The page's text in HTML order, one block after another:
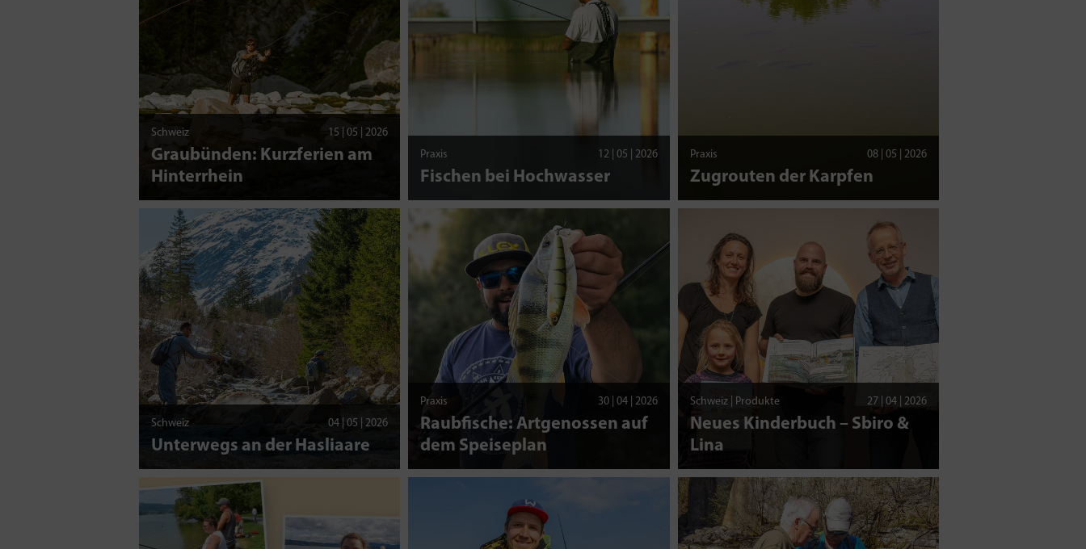
Schweiz 15 | 05 | 2026
Graubünden: Kurzferien am
Hinterrhein
Praxis 12 | 05 | 2026
Fischen bei Hochwasser
Praxis 08 | 05 | 2026
Zugrouten der Karpfen
Schweiz 04 | 05 | 2026
Unterwegs an der Hasliaare
Praxis 30 | 04 | 2026
Raubfische: Artgenossen auf
dem Speiseplan
Schweiz | Produkte 27 | 04 | 2026
Neues Kinderbuch – Sbiro &
Lina